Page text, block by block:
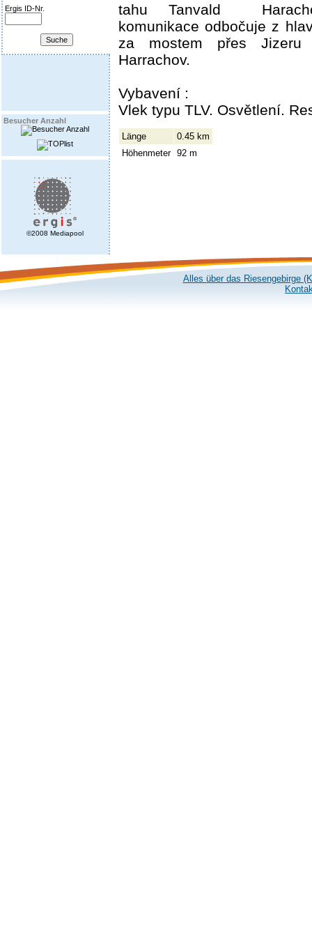
Ergis ID-Nr.
Besucher Anzahl
©2008 Mediapool
tahu Tanvald
komunikace odbočuje z
za mostem přes
Harrachov.
Vybavení :
Vlek typu TLV. Osvětlení.
Länge
0.45 km
Höhenmeter 92 m
Alles über das Riesengebirge